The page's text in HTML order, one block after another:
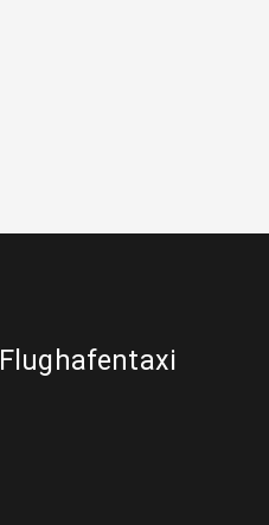
Flughafentaxi